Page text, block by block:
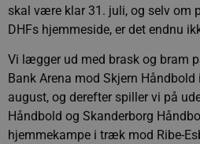
skal være klar 31. juli, og selv om
DHFs hjemmeside, er det endnu
Vi lægger ud med brask og bram
Bank Arena mod Skjern
august, og derefter spiller vi på
Håndbold og Skanderborg
hjemmekampe i træk mod Ribe-